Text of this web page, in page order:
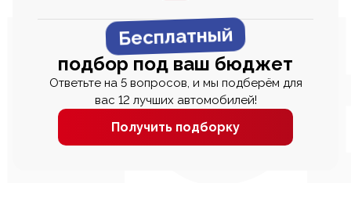
Бесплатный
подбор под ваш бюджет
Ответьте на 5 вопросов, и мы подберём для
вас 12 лучших автомобилей!
Получить подборку